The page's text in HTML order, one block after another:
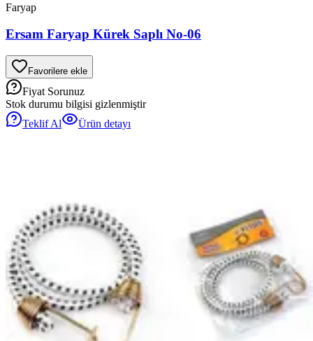
Faryap
Ersam Faryap Kürek Saplı No-06
Favorilere ekle
Fiyat Sorunuz
Stok durumu bilgisi gizlenmiştir
Teklif Al
Ürün detayı